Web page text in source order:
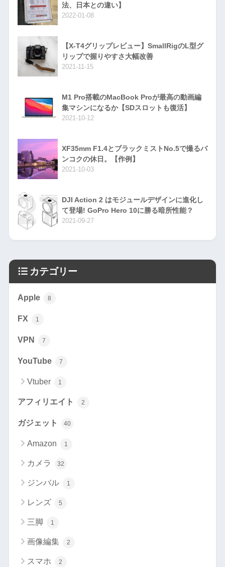
法、日本との違い】
2022-01-08
【X-T4グリップレビュー】SmallRigのL型グ
リップで握りやすさ大幅改善
2021-11-15
M1 Pro搭載のMacBook Proが最高の動画編
集マシンになるか【SDスロットも復活】
2021-10-12
XF35mm F1.4とブラックミストNo.5で撮るバ
ンコクの休日。【作例】
2021-10-03
DJI Action 2 はモジュールデザインに進化し
て登場! GoPro Hero 10に勝る暗所性能？
2021-09-27
カテゴリー
Apple 8
FX 1
VPN 7
YouTube 7
Vtuber 1
アフィリエイト 2
ガジェット 40
Amazon 1
カメラ 32
ジンバル 1
レンズ 5
三脚 1
画像編集 2
スマホ 2